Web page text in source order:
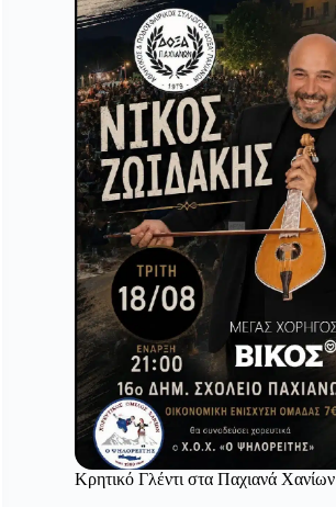
Κρητικό Γλέντι στα Παχιανά Χανίων